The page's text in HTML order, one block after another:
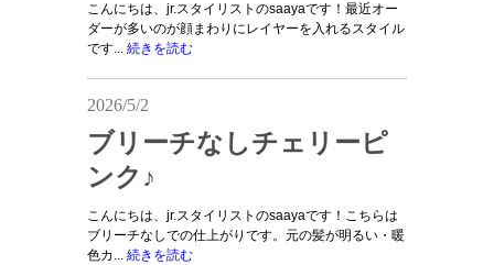
こんにちは、jr.スタイリストのsaayaです！最近オー
ダーが多いのが顔まわりにレイヤーを入れるスタイル
です... 続きを読む
2026/5/2
ブリーチなしチェリーピ
ンク♪
こんにちは、jr.スタイリストのsaayaです！こちらは
ブリーチなしでの仕上がりです。元の髪が明るい・暖
色カ... 続きを読む